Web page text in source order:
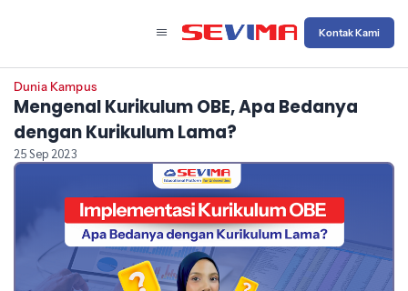
Kontak Kami
Dunia Kampus
Mengenal Kurikulum OBE, Apa Bedanya
dengan Kurikulum Lama?
25 Sep 2023